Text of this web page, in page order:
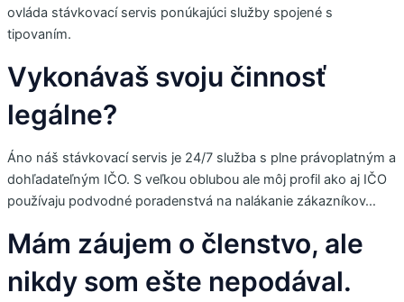
ovláda stávkovací servis ponúkajúci služby spojené s
tipovaním.
Vykonávaš svoju činnosť
legálne?
Áno náš stávkovací servis je 24/7 služba s plne právoplatným a
dohľadateľným IČO. S veľkou oblubou ale môj profil ako aj IČO
používaju podvodné poradenstvá na nalákanie zákazníkov…
Mám záujem o členstvo, ale
nikdy som ešte nepodával.